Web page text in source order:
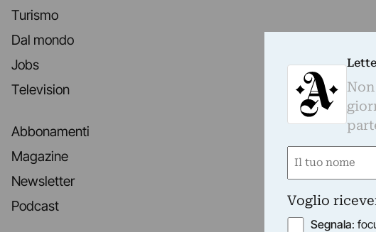
Turismo
Dal mondo
Jobs
Television
Abbonamenti
Magazine
Newsletter
Podcast
Nome
Voglio
Segnala: